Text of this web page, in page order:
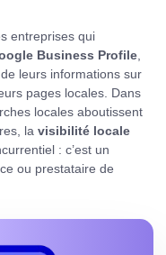
entreprises qui
Business Profile
leurs informations sur
pages locales. Dans
locales aboutissent
la visibilité locale
: c’est un
ou prestataire de